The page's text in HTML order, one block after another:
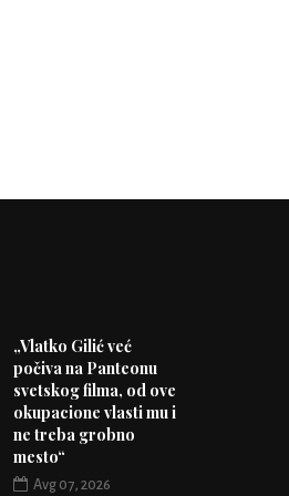
„Vlatko Gilić već
počiva na Panteonu
svetskog filma, od ove
okupacione vlasti mu i
ne treba grobno
mesto“
Avg 07, 2026